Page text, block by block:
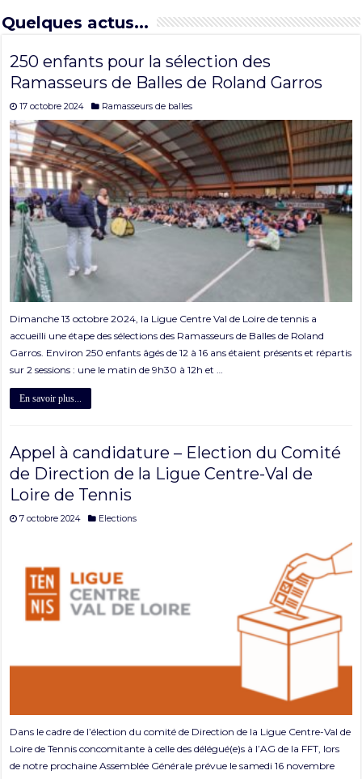
Quelques actus...
250 enfants pour la sélection des
Ramasseurs de Balles de Roland Garros
17 octobre 2024 Ramasseurs de balles
Dimanche 13 octobre 2024, la Ligue Centre Val de Loire de tennis a
accueilli une étape des sélections des Ramasseurs de Balles de Roland
Garros. Environ 250 enfants âgés de 12 à 16 ans étaient présents et répartis
sur 2 sessions : une le matin de 9h30 à 12h et …
En savoir plus...
Appel à candidature – Election du Comité
de Direction de la Ligue Centre-Val de
Loire de Tennis
7 octobre 2024 Elections
Dans le cadre de l’élection du comité de Direction de la Ligue Centre-Val de
Loire de Tennis concomitante à celle des délégué(e)s à l’AG de la FFT, lors
de notre prochaine Assemblée Générale prévue le samedi 16 novembre